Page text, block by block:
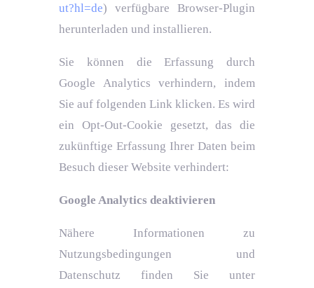
ut?hl=de) verfügbare Browser-Plugin
herunterladen und installieren.
Sie können die Erfassung durch
Google Analytics verhindern, indem
Sie auf folgenden Link klicken. Es wird
ein Opt-Out-Cookie gesetzt, das die
zukünftige Erfassung Ihrer Daten beim
Besuch dieser Website verhindert:
Google Analytics deaktivieren
Nähere Informationen zu
Nutzungsbedingungen und
Datenschutz finden Sie unter